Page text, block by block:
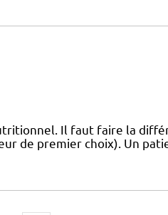
Il faut faire la
de premier choix). Un